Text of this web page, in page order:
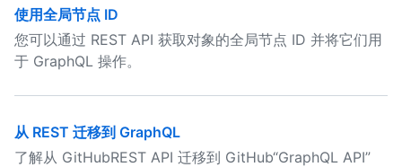
使用全局节点 ID
您可以通过 REST API 获取对象的全局节点 ID 并将它们用
于 GraphQL 操作。
从 REST 迁移到 GraphQL
了解从 GitHubREST API 迁移到 GitHub“GraphQL API”